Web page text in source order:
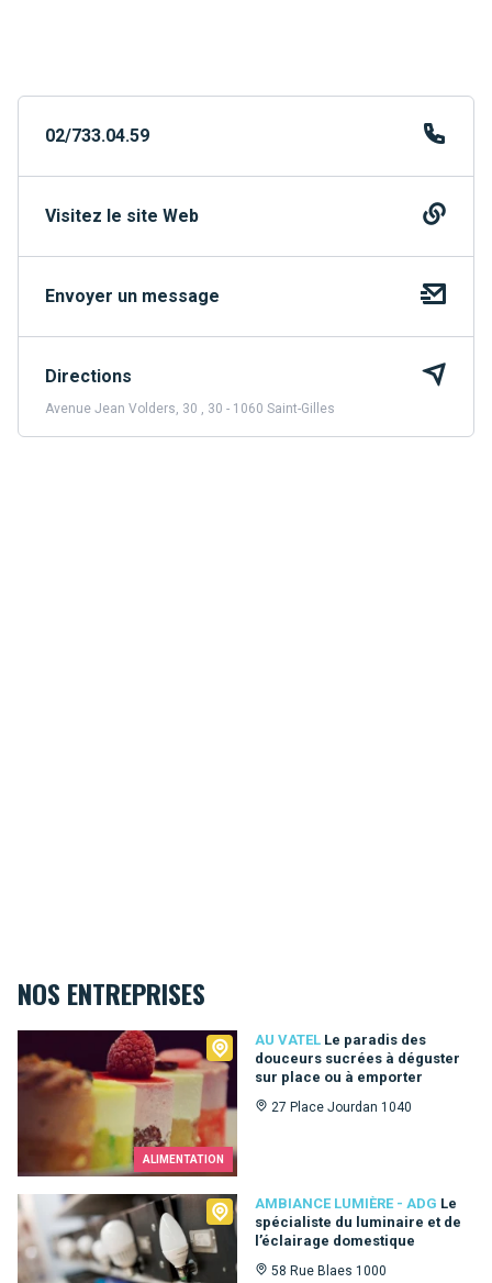
02/733.04.59
Visitez le site Web
Envoyer un message
Directions
Avenue Jean Volders, 30 , 30 - 1060 Saint-Gilles
NOS ENTREPRISES
ALIMENTATION
AU VATEL Le paradis des
douceurs sucrées à déguster
sur place ou à emporter
27 Place Jourdan 1040
AMBIANCE LUMIÈRE - ADG Le
spécialiste du luminaire et de
l’éclairage domestique
58 Rue Blaes 1000
Ambiance Lumière - ADG